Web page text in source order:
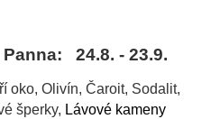
24.8. - 23.9.
oko, Olivín, Čaroit, Sodalit,
šperky, Lávové kameny